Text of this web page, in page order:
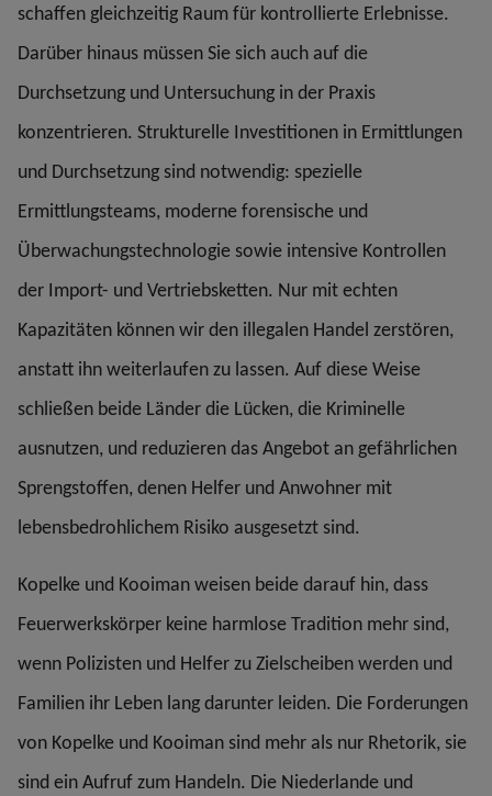
schaffen gleichzeitig Raum für kontrollierte Erlebnisse.
Darüber hinaus müssen Sie sich auch auf die
Durchsetzung und Untersuchung in der Praxis
konzentrieren. Strukturelle Investitionen in Ermittlungen
und Durchsetzung sind notwendig: spezielle
Ermittlungsteams, moderne forensische und
Überwachungstechnologie sowie intensive Kontrollen
der Import- und Vertriebsketten. Nur mit echten
Kapazitäten können wir den illegalen Handel zerstören,
anstatt ihn weiterlaufen zu lassen. Auf diese Weise
schließen beide Länder die Lücken, die Kriminelle
ausnutzen, und reduzieren das Angebot an gefährlichen
Sprengstoffen, denen Helfer und Anwohner mit
lebensbedrohlichem Risiko ausgesetzt sind.
Kopelke und Kooiman weisen beide darauf hin, dass
Feuerwerkskörper keine harmlose Tradition mehr sind,
wenn Polizisten und Helfer zu Zielscheiben werden und
Familien ihr Leben lang darunter leiden. Die Forderungen
von Kopelke und Kooiman sind mehr als nur Rhetorik, sie
sind ein Aufruf zum Handeln. Die Niederlande und